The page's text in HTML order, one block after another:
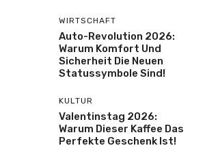
WIRTSCHAFT
Auto-Revolution 2026:
Warum Komfort Und
Sicherheit Die Neuen
Statussymbole Sind!
KULTUR
Valentinstag 2026:
Warum Dieser Kaffee Das
Perfekte Geschenk Ist!